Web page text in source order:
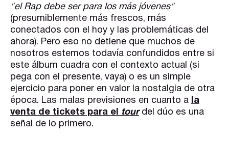
"el Rap debe ser para los más jóvenes"
(presumiblemente más frescos, más
conectados con el hoy y las problemáticas del
ahora). Pero eso no detiene que muchos de
nosotros estemos todavía confundidos entre si
este álbum cuadra con el contexto actual (si
pega con el presente, vaya) o es un simple
ejercicio para poner en valor la nostalgia de otra
época. Las malas previsiones en cuanto a
la
venta de tickets para el
tourdel dúo es una
señal de lo primero.